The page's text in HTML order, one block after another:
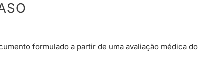
formulado a partir de uma avaliação médica do